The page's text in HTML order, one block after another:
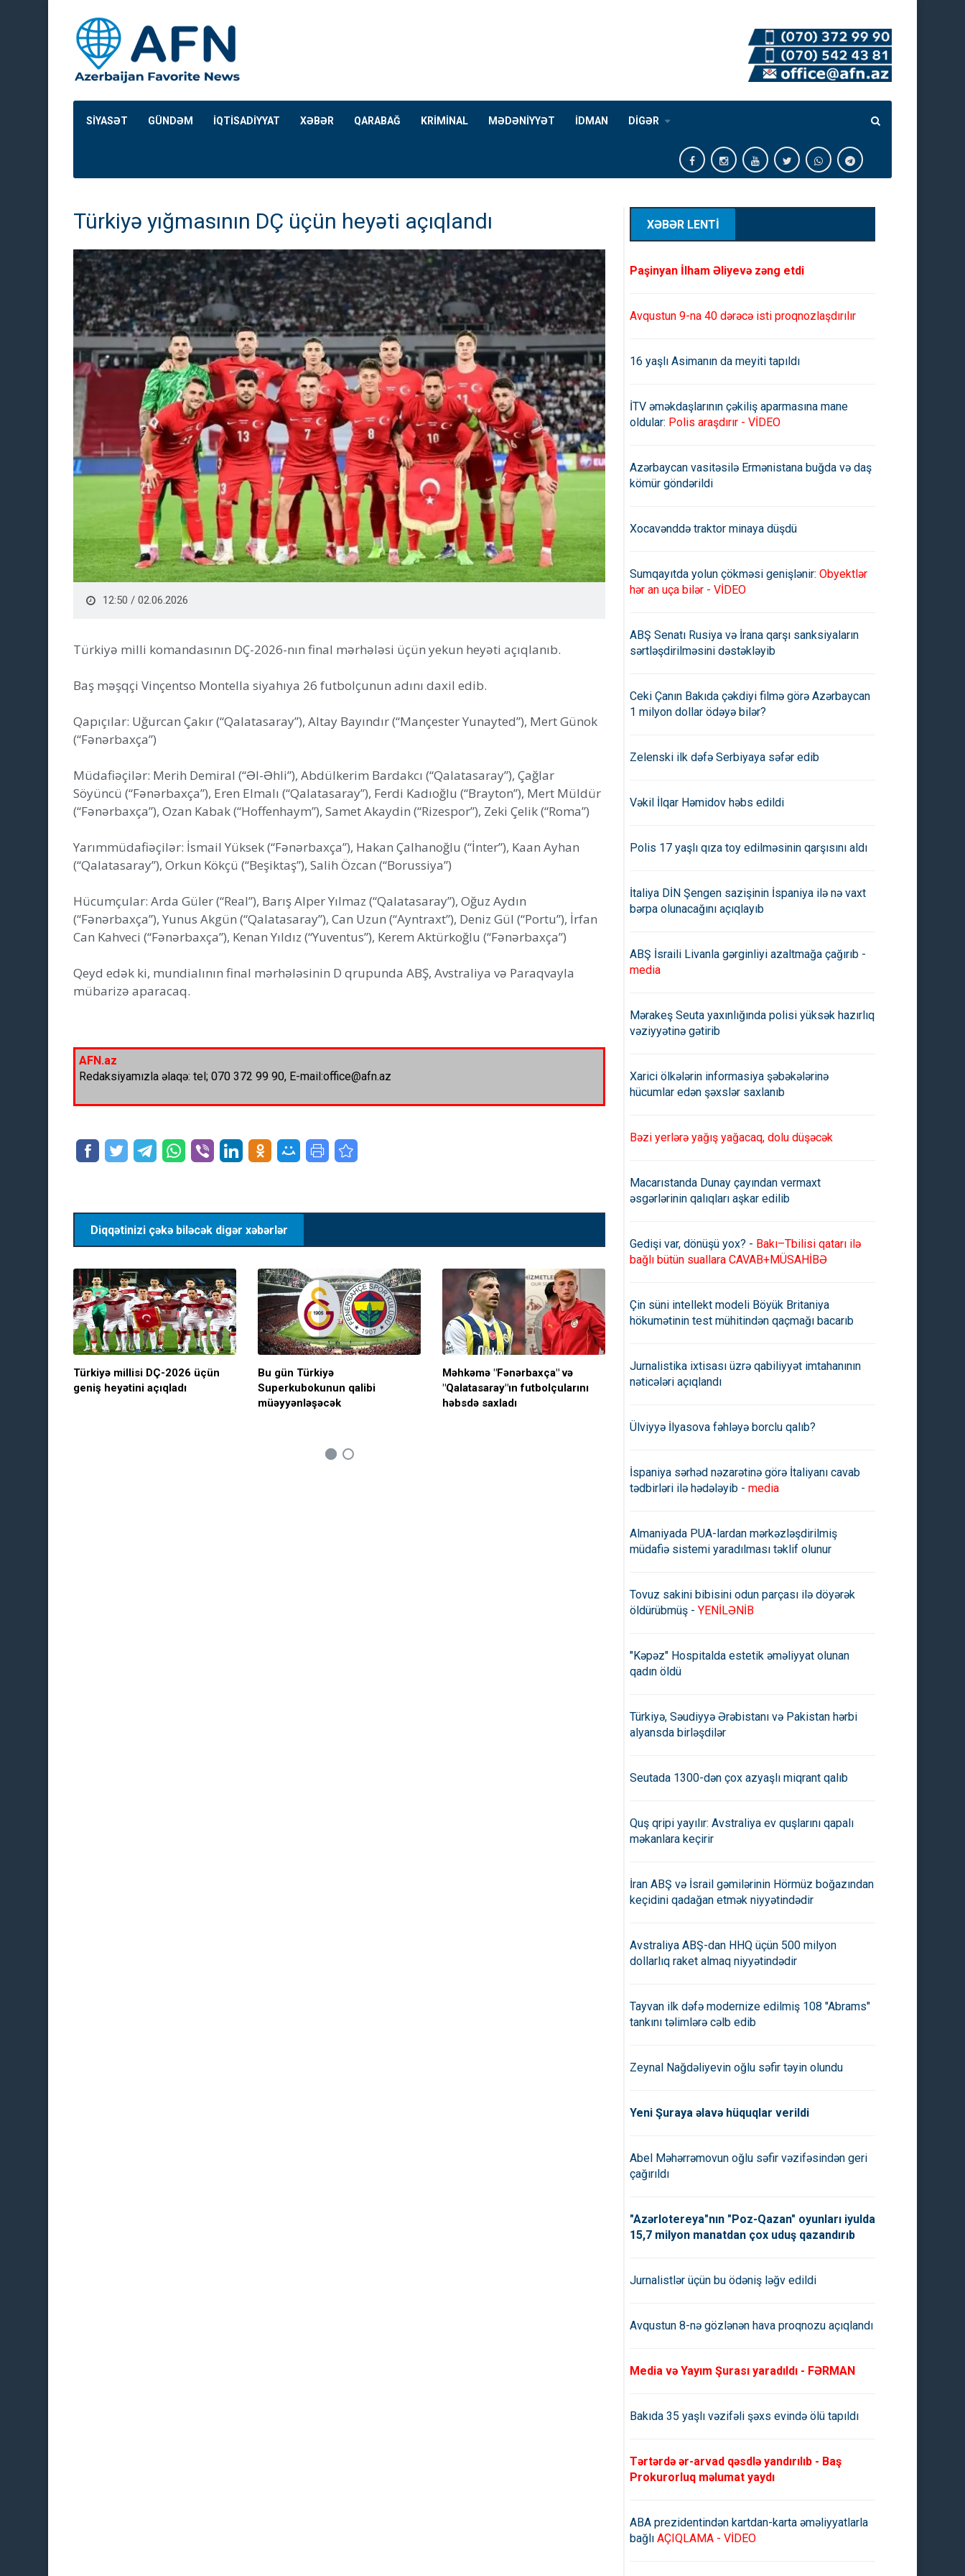
SİYASƏT GÜNDƏM İQTİSADİYYAT XƏBƏR QARABAĞ KRİMİNAL MƏDƏNİYYƏT İDMAN DİGƏR
Türkiyə yığmasının DÇ üçün heyəti açıqlandı
12:50 / 02.06.2026
Türkiyə milli komandasının DÇ-2026-nın final mərhələsi üçün yekun heyəti açıqlanıb.
Baş məşqçi Vinçentso Montella siyahıya 26 futbolçunun adını daxil edib.
Qapıçılar: Uğurcan Çakır (“Qalatasaray”), Altay Bayındır (“Mançester Yunayted”), Mert Günok
(“Fənərbaxça”)
Müdafiəçilər: Merih Demiral (“Əl-Əhli”), Abdülkerim Bardakcı (“Qalatasaray”), Çağlar
Söyüncü (“Fənərbaxça”), Eren Elmalı (“Qalatasaray”), Ferdi Kadıoğlu (“Brayton”), Mert Müldür
(“Fənərbaxça”), Ozan Kabak (“Hoffenhaym”), Samet Akaydin (“Rizespor”), Zeki Çelik (“Roma”)
Yarımmüdafiəçilər: İsmail Yüksek (“Fənərbaxça”), Hakan Çalhanoğlu (“İnter”), Kaan Ayhan
(“Qalatasaray”), Orkun Kökçü (“Beşiktaş”), Salih Özcan (“Borussiya”)
Hücumçular: Arda Güler (“Real”), Barış Alper Yılmaz (“Qalatasaray”), Oğuz Aydın
(“Fənərbaxça”), Yunus Akgün (“Qalatasaray”), Can Uzun (“Ayntraxt”), Deniz Gül (“Portu”), İrfan
Can Kahveci (“Fənərbaxça”), Kenan Yıldız (“Yuventus”), Kerem Aktürkoğlu (“Fənərbaxça”)
Qeyd edək ki, mundialının final mərhələsinin D qrupunda ABŞ, Avstraliya və Paraqvayla
mübarizə aparacaq.
AFN.az
Redaksiyamızla əlaqə: tel; 070 372 99 90, E-mail:office@afn.az
Diqqətinizi çəkə biləcək digər xəbərlər
Türkiyə millisi DÇ-2026 üçün
geniş heyətini açıqladı
Bu gün Türkiyə
Superkubokunun qalibi
müəyyənləşəcək
Məhkəmə "Fənərbaxça" və
"Qalatasaray"ın futbolçularını
həbsdə saxladı
"Qalatasaray"ın rəqibləri məlum
oldu
"Fənərbaxça" ilə “Qalatasaray”
XƏBƏR LENTİ
Paşinyan İlham Əliyevə zəng etdi
Avqustun 9-na 40 dərəcə isti proqnozlaşdırılır
16 yaşlı Asimanın da meyiti tapıldı
İTV əməkdaşlarının çəkiliş aparmasına mane
oldular: Polis araşdırır - VİDEO
Azərbaycan vasitəsilə Ermənistana buğda və daş
kömür göndərildi
Xocavənddə traktor minaya düşdü
Sumqayıtda yolun çökməsi genişlənir: Obyektlər
hər an uça bilər - VİDEO
ABŞ Senatı Rusiya və İrana qarşı sanksiyaların
sərtləşdirilməsini dəstəkləyib
Ceki Çanın Bakıda çəkdiyi filmə görə Azərbaycan
1 milyon dollar ödəyə bilər?
Zelenski ilk dəfə Serbiyaya səfər edib
Vəkil İlqar Həmidov həbs edildi
Polis 17 yaşlı qıza toy edilməsinin qarşısını aldı
İtaliya DİN Şengen sazişinin İspaniya ilə nə vaxt
bərpa olunacağını açıqlayıb
ABŞ İsraili Livanla gərginliyi azaltmağa çağırıb -
media
Mərakeş Seuta yaxınlığında polisi yüksək hazırlıq
vəziyyətinə gətirib
Xarici ölkələrin informasiya şəbəkələrinə
hücumlar edən şəxslər saxlanıb
Bəzi yerlərə yağış yağacaq, dolu düşəcək
Macarıstanda Dunay çayından vermaxt
əsgərlərinin qalıqları aşkar edilib
Gedişi var, dönüşü yox? - Bakı–Tbilisi qatarı ilə
bağlı bütün suallara CAVAB+MÜSAHİBƏ
Çin süni intellekt modeli Böyük Britaniya
hökumətinin test mühitindən qaçmağı bacarıb
Jurnalistika ixtisası üzrə qabiliyyət imtahanının
nəticələri açıqlandı
Ülviyyə İlyasova fəhləyə borclu qalıb?
İspaniya sərhəd nəzarətinə görə İtaliyanı cavab
tədbirləri ilə hədələyib - media
Almaniyada PUA-lardan mərkəzləşdirilmiş
müdafiə sistemi yaradılması təklif olunur
Tovuz sakini bibisini odun parçası ilə döyərək
öldürübmüş - YENİLƏNİB
"Kəpəz" Hospitalda estetik əməliyyat olunan
qadın öldü
Türkiyə, Səudiyyə Ərəbistanı və Pakistan hərbi
alyansda birləşdilər
Seutada 1300-dən çox azyaşlı miqrant qalıb
Quş qripi yayılır: Avstraliya ev quşlarını qapalı
məkanlara keçirir
İran ABŞ və İsrail gəmilərinin Hörmüz boğazından
keçidini qadağan etmək niyyətindədir
Avstraliya ABŞ-dan HHQ üçün 500 milyon
dollarlıq raket almaq niyyətindədir
Tayvan ilk dəfə modernize edilmiş 108 "Abrams"
tankını təlimlərə cəlb edib
Zeynal Nağdəliyevin oğlu səfir təyin olundu
Yeni Şuraya əlavə hüquqlar verildi
Abel Məhərrəmovun oğlu səfir vəzifəsindən geri
çağırıldı
"Azərlotereya"nın "Poz-Qazan" oyunları iyulda
15,7 milyon manatdan çox uduş qazandırıb
Jurnalistlər üçün bu ödəniş ləğv edildi
Avqustun 8-nə gözlənən hava proqnozu açıqlandı
Media və Yayım Şurası yaradıldı - FƏRMAN
Bakıda 35 yaşlı vəzifəli şəxs evində ölü tapıldı
Tərtərdə ər-arvad qəsdlə yandırılıb - Baş
Prokurorluq məlumat yaydı
ABA prezidentindən kartdan-karta əməliyyatlarla
bağlı AÇIQLAMA - VİDEO